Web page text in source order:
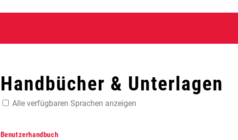
Handbücher & Unterlagen
Alle verfügbaren Sprachen anzeigen
Benutzerhandbuch